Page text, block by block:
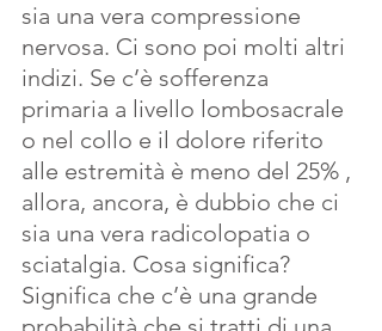
sia una vera compressione
nervosa. Ci sono poi molti altri
indizi. Se c’è sofferenza
primaria a livello lombosacrale
o nel collo e il dolore riferito
alle estremità è meno del 25% ,
allora, ancora, è dubbio che ci
sia una vera radicolopatia o
sciatalgia. Cosa significa?
Significa che c’è una grande